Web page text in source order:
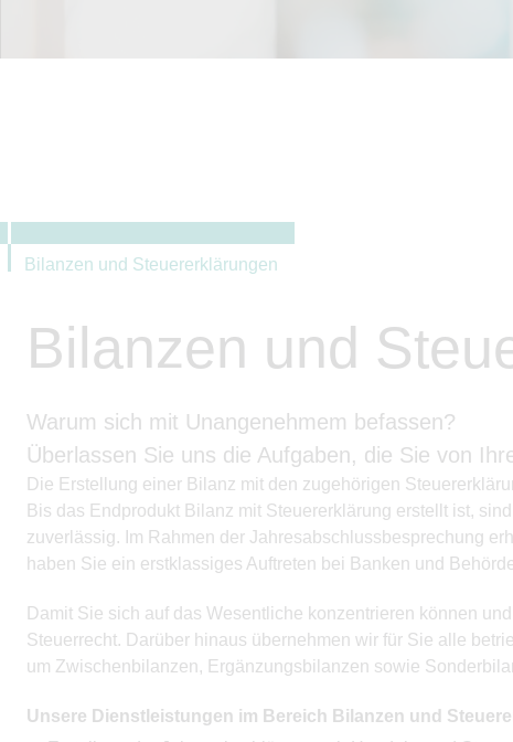
Bilanzen und Steuererklärungen
Bilanzen und
Warum sich mit Unangenehmem befassen?
Überlassen Sie uns die Aufgaben, die Sie von
Die Erstellung einer Bilanz mit den zugehörigen
Bis das Endprodukt Bilanz mit Steuererklärung erstellt ist,
zuverlässig. Im Rahmen der Jahresabschlussbesprechung
haben Sie ein erstklassiges Auftreten bei Banken und
Damit Sie sich auf das Wesentliche konzentrieren können
Steuerrecht. Darüber hinaus übernehmen wir für Sie alle
um Zwischenbilanzen, Ergänzungsbilanzen sowie
Unsere Dienstleistungen im Bereich Bilanzen und